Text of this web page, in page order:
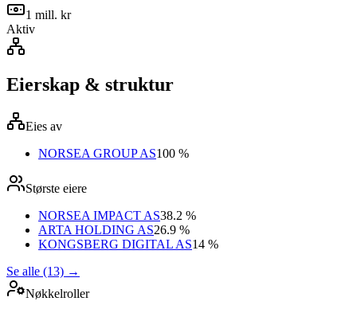
1 mill. kr
Aktiv
Eierskap & struktur
Eies av
NORSEA GROUP AS100 %
Største eiere
NORSEA IMPACT AS38.2 %
ARTA HOLDING AS26.9 %
KONGSBERG DIGITAL AS14 %
Se alle (13) →
Nøkkelroller